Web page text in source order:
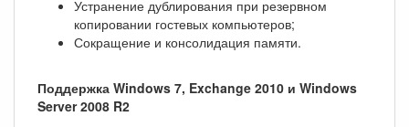
Устранение дублирования при резервном
копировании гостевых компьютеров;
Сокращение и консолидация памяти.
Поддержка Windows 7, Exchange 2010 и Windows
Server 2008 R2